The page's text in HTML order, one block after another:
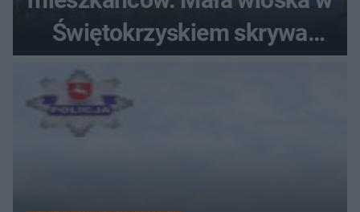
Świętokrzyskiem skrywa
zabytki, bywał tu nawet król